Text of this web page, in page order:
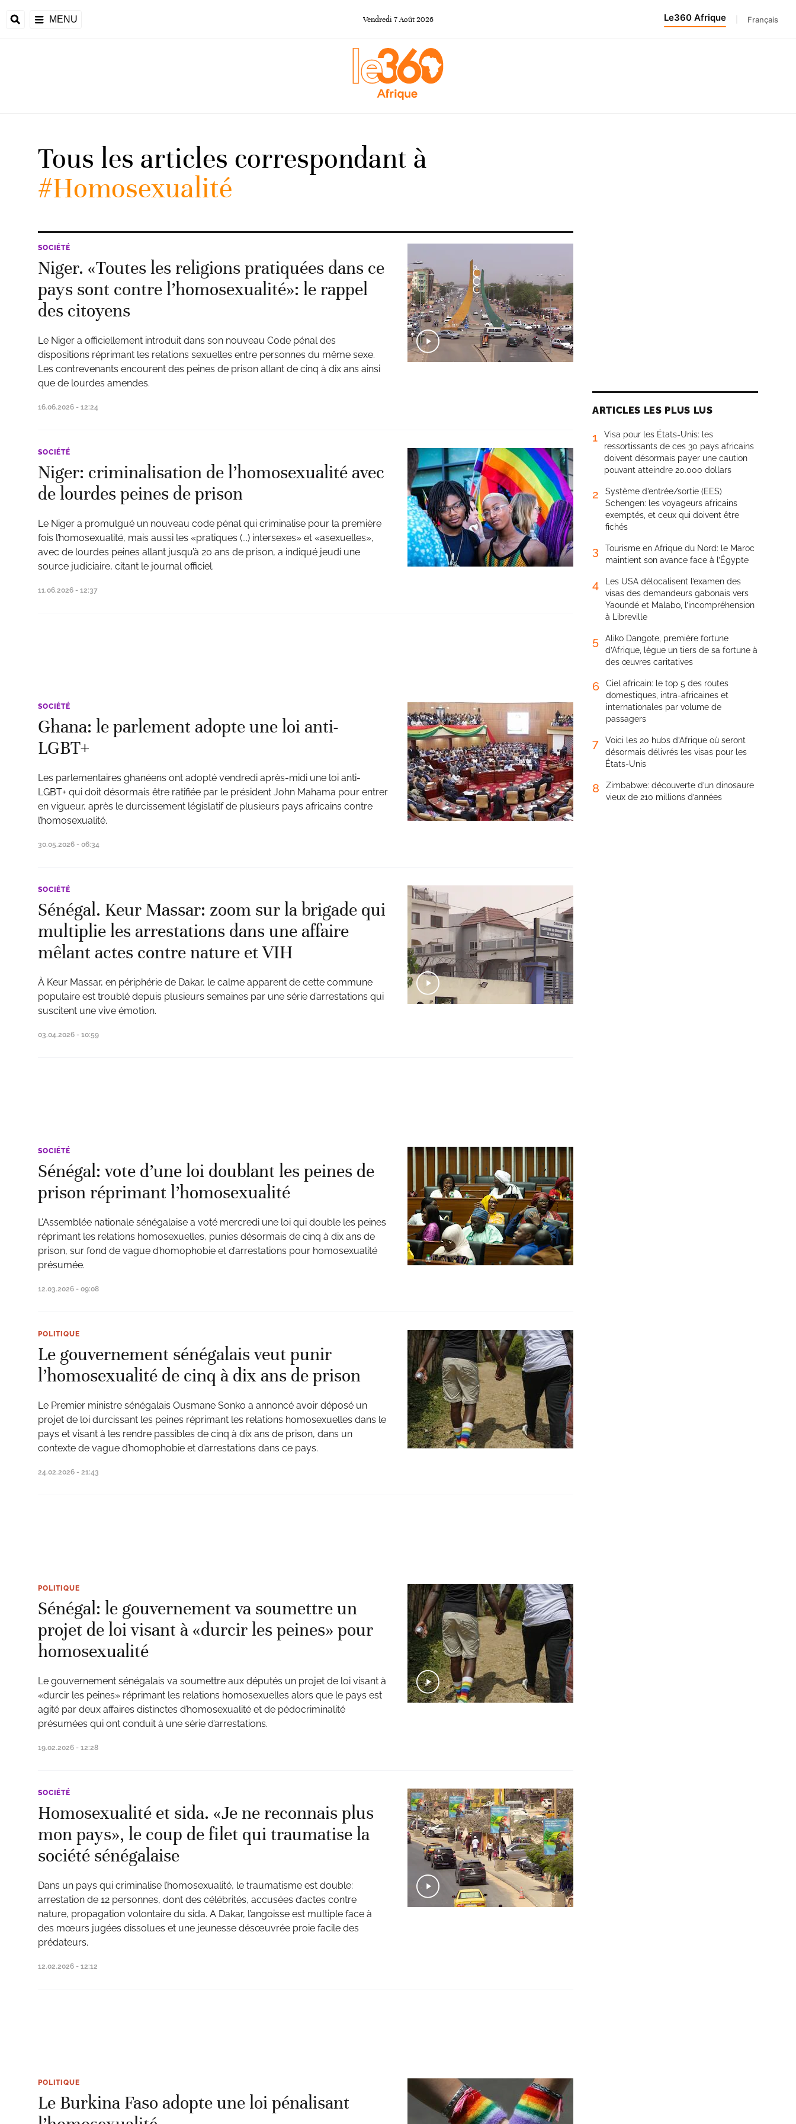
MENU Vendredi 7Août 2026 Le360 Afrique Français
Tous les articles correspondant à
#Homosexualité
SOCIÉTÉ
Niger. «Toutes les religions pratiquées dans ce
pays sont contre l’homosexualité»: le rappel
des citoyens
Le Niger a officiellement introduit dans son nouveau Code pénal des
dispositions réprimant les relations sexuelles entre personnes du même sexe.
Les contrevenants encourent des peines de prison allant de cinq à dix ans ainsi
que de lourdes amendes.
16.06.2026 - 12:24
SOCIÉTÉ
Niger: criminalisation de l’homosexualité avec
de lourdes peines de prison
Le Niger a promulgué un nouveau code pénal qui criminalise pour la première
fois l’homosexualité, mais aussi les «pratiques (...) intersexes» et «asexuelles»,
avec de lourdes peines allant jusqu’à 20 ans de prison, a indiqué jeudi une
source judiciaire, citant le journal officiel.
11.06.2026 - 12:37
SOCIÉTÉ
Ghana: le parlement adopte une loi anti-
LGBT+
Les parlementaires ghanéens ont adopté vendredi après-midi une loi anti-
LGBT+ qui doit désormais être ratifiée par le président John Mahama pour entrer
en vigueur, après le durcissement législatif de plusieurs pays africains contre
l’homosexualité.
30.05.2026 - 06:34
SOCIÉTÉ
Sénégal. Keur Massar: zoom sur la brigade qui
multiplie les arrestations dans une affaire
mêlant actes contre nature et VIH
À Keur Massar, en périphérie de Dakar, le calme apparent de cette commune
populaire est troublé depuis plusieurs semaines par une série d’arrestations qui
suscitent une vive émotion.
03.04.2026 - 10:59
SOCIÉTÉ
Sénégal: vote d’une loi doublant les peines de
prison réprimant l’homosexualité
L’Assemblée nationale sénégalaise a voté mercredi une loi qui double les peines
réprimant les relations homosexuelles, punies désormais de cinq à dix ans de
prison, sur fond de vague d’homophobie et d’arrestations pour homosexualité
présumée.
12.03.2026 - 09:08
POLITIQUE
Le gouvernement sénégalais veut punir
l’homosexualité de cinq à dix ans de prison
Le Premier ministre sénégalais Ousmane Sonko a annoncé avoir déposé un
projet de loi durcissant les peines réprimant les relations homosexuelles dans le
pays et visant à les rendre passibles de cinq à dix ans de prison, dans un
contexte de vague d’homophobie et d’arrestations dans ce pays.
24.02.2026 - 21:43
POLITIQUE
Sénégal: le gouvernement va soumettre un
projet de loi visant à «durcir les peines» pour
homosexualité
Le gouvernement sénégalais va soumettre aux députés un projet de loi visant à
«durcir les peines» réprimant les relations homosexuelles alors que le pays est
agité par deux affaires distinctes d’homosexualité et de pédocriminalité
présumées qui ont conduit à une série d’arrestations.
19.02.2026 - 12:28
SOCIÉTÉ
Homosexualité et sida. «Je ne reconnais plus
mon pays», le coup de filet qui traumatise la
société sénégalaise
Dans un pays qui criminalise l’homosexualité, le traumatisme est double:
arrestation de 12 personnes, dont des célébrités, accusées d’actes contre
nature, propagation volontaire du sida. A Dakar, l’angoisse est multiple face à
des mœurs jugées dissolues et une jeunesse désœuvrée proie facile des
prédateurs.
12.02.2026 - 12:12
POLITIQUE
Le Burkina Faso adopte une loi pénalisant
ARTICLES LES PLUS LUS
1
Visa pour les États-Unis: les
ressortissants de ces 30 pays africains
doivent désormais payer une caution
pouvant atteindre 20.000 dollars
2
Système d’entrée/sortie (EES)
Schengen: les voyageurs africains
exemptés, et ceux qui doivent être
fichés
3
Tourisme en Afrique du Nord: le Maroc
maintient son avance face à l’Égypte
4
Les USA délocalisent l’examen des
visas des demandeurs gabonais vers
Yaoundé et Malabo, l’incompréhension
à Libreville
5
Aliko Dangote, première fortune
d’Afrique, lègue un tiers de sa fortune à
des œuvres caritatives
6
Ciel africain: le top 5 des routes
domestiques, intra-africaines et
internationales par volume de
passagers
7
Voici les 20 hubs d’Afrique où seront
désormais délivrés les visas pour les
États-Unis
8
Zimbabwe: découverte d’un dinosaure
vieux de 210 millions d’années